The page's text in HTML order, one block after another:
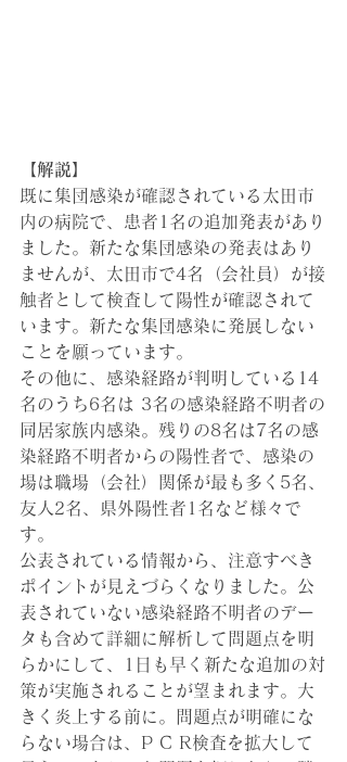
【解説】
既に集団感染が確認されている太田市
内の病院で、患者1名の追加発表があり
ました。新たな集団感染の発表はあり
ませんが、太田市で4名（会社員）が接
触者として検査して陽性が確認されて
います。新たな集団感染に発展しない
ことを願っています。
その他に、感染経路が判明している14
名のうち6名は 3名の感染経路不明者の
同居家族内感染。残りの8名は7名の感
染経路不明者からの陽性者で、感染の
場は職場（会社）関係が最も多く5名、
友人2名、県外陽性者1名など様々で
す。
公表されている情報から、注意すべき
ポイントが見えづらくなりました。公
表されていない感染経路不明者のデー
タも含めて詳細に解析して問題点を明
らかにして、1日も早く新たな追加の対
策が実施されることが望まれます。大
きく炎上する前に。問題点が明確にな
らない場合は、P C R検査を拡大して